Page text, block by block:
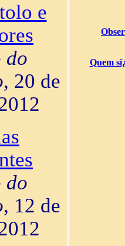
e
do
, 20 de
do
, 12 de
Quem